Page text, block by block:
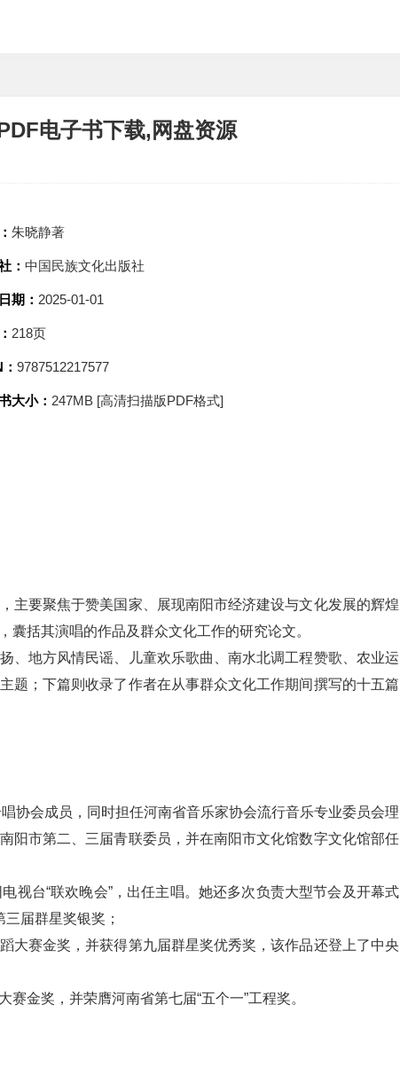
电子书下载,网盘资源
朱晓静著
： 中国民族文化出版社
期： 2025-01-01
218页
9787512217577
大小： 247MB [高清扫描版PDF格式]
主要聚焦于赞美国家、展现南阳市经济建设与文化发展的辉煌
括其演唱的作品及群众文化工作的研究论文。
、地方风情民谣、儿童欢乐歌曲、南水北调工程赞歌、农业运
题；下篇则收录了作者在从事群众文化工作期间撰写的十五篇
协会成员，同时担任河南省音乐家协会流行音乐专业委员会理
阳市第二、三届青联委员，并在南阳市文化馆数字文化馆部任
视台“联欢晚会”，出任主唱。她还多次负责大型节会及开幕式
届群星奖银奖；
大赛金奖，并获得第九届群星奖优秀奖，该作品还登上了中央
金奖，并荣膺河南省第七届“五个一”工程奖。